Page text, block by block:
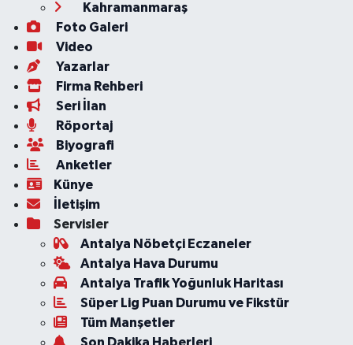
Kahramanmaraş
Foto Galeri
Video
Yazarlar
Firma Rehberi
Seri İlan
Röportaj
Biyografi
Anketler
Künye
İletişim
Servisler
Antalya Nöbetçi Eczaneler
Antalya Hava Durumu
Antalya Trafik Yoğunluk Haritası
Süper Lig Puan Durumu ve Fikstür
Tüm Manşetler
Son Dakika Haberleri